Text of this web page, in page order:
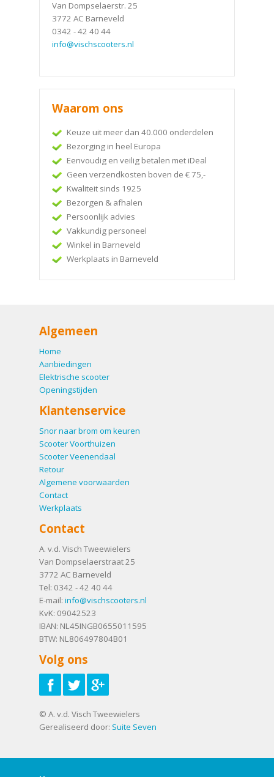
Van Dompselaerstr. 25
3772 AC Barneveld
0342 - 42 40 44
info@vischscooters.nl
Waarom ons
Keuze uit meer dan 40.000 onderdelen
Bezorging in heel Europa
Eenvoudig en veilig betalen met iDeal
Geen verzendkosten boven de € 75,-
Kwaliteit sinds 1925
Bezorgen & afhalen
Persoonlijk advies
Vakkundig personeel
Winkel in Barneveld
Werkplaats in Barneveld
Algemeen
Home
Aanbiedingen
Elektrische scooter
Openingstijden
Klantenservice
Snor naar brom om keuren
Scooter Voorthuizen
Scooter Veenendaal
Retour
Algemene voorwaarden
Contact
Werkplaats
Contact
A. v.d. Visch Tweewielers
Van Dompselaerstraat 25
3772 AC Barneveld
Tel: 0342 - 42 40 44
E-mail: info@vischscooters.nl
KvK: 09042523
IBAN: NL45INGB0655011595
BTW: NL806497804B01
Volg ons
© A. v.d. Visch Tweewielers
Gerealiseerd door: Suite Seven